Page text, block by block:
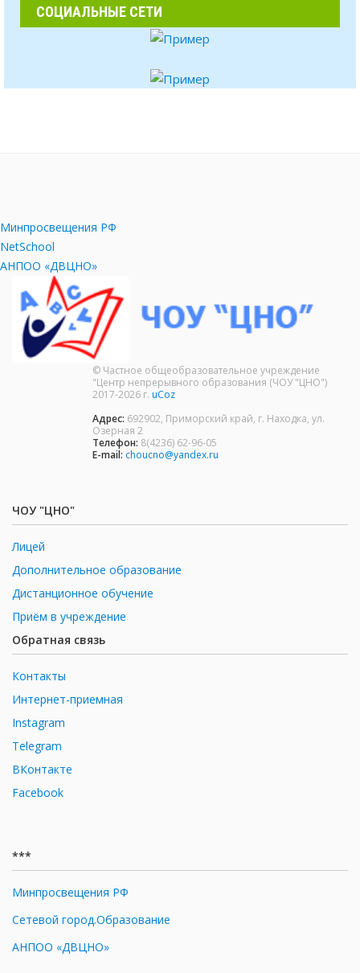
СОЦИАЛЬНЫЕ СЕТИ
Минпросвещения РФ
NetSchool
АНПОО «ДВЦНО»
© Частное общеобразовательное учреждение
"Центр непрерывного образования (ЧОУ "ЦНО")
2017-2026 г. uCoz
Адрес: 692902, Приморский край, г. Находка, ул.
Озерная 2
Телефон: 8(4236) 62-96-05
E-mail: choucno@yandex.ru
ЧОУ "ЦНО"
Лицей
Дополнительное образование
Дистанционное обучение
Приём в учреждение
Обратная связь
Контакты
Интернет-приемная
Instagram
Telegram
ВКонтакте
Facebook
***
Минпросвещения РФ
Сетевой город.Образование
АНПОО «ДВЦНО»